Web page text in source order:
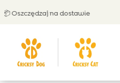
na dostawie